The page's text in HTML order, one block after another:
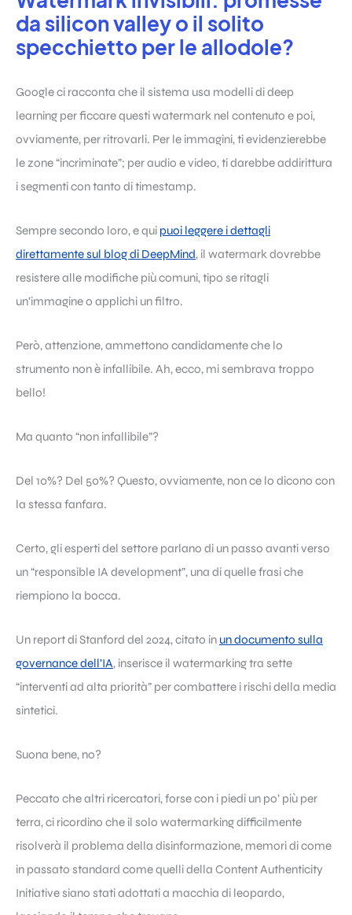
da silicon valley o il solito
specchietto per le allodole?
Google ci racconta che il sistema usa modelli di deep
learning per ficcare questi watermark nel contenuto e poi,
ovviamente, per ritrovarli. Per le immagini, ti evidenzierebbe
le zone “incriminate”; per audio e video, ti darebbe addirittura
i segmenti con tanto di timestamp.
Sempre secondo loro, e qui puoi leggere i dettagli
direttamente sul blog di DeepMind, il watermark dovrebbe
resistere alle modifiche più comuni, tipo se ritagli
un’immagine o applichi un filtro.
Però, attenzione, ammettono candidamente che lo
strumento non è infallibile. Ah, ecco, mi sembrava troppo
bello!
Ma quanto “non infallibile”?
Del 10%? Del 50%? Questo, ovviamente, non ce lo dicono con
la stessa fanfara.
Certo, gli esperti del settore parlano di un passo avanti verso
un “responsible IA development”, una di quelle frasi che
riempiono la bocca.
Un report di Stanford del 2024, citato in un documento sulla
governance dell’IA, inserisce il watermarking tra sette
“interventi ad alta priorità” per combattere i rischi della media
sintetici.
Suona bene, no?
Peccato che altri ricercatori, forse con i piedi un po’ più per
terra, ci ricordino che il solo watermarking difficilmente
risolverà il problema della disinformazione, memori di come
in passato standard come quelli della Content Authenticity
Initiative siano stati adottati a macchia di leopardo,